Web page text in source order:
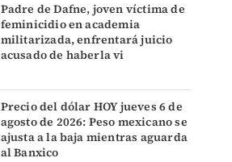
Padre de Dafne, joven víctima de
feminicidio en academia
militarizada, enfrentará juicio
acusado de haberla vi
Precio del dólar HOY jueves 6 de
agosto de 2026: Peso mexicano se
ajusta a la baja mientras aguarda
al Banxico